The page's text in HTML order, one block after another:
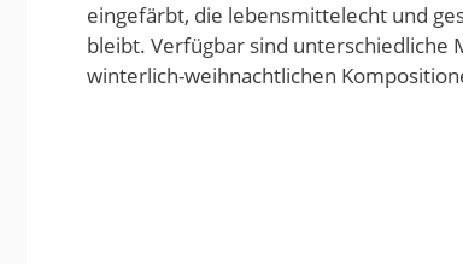
eingefärbt, die lebensmittelecht und
bleibt. Verfügbar sind unterschiedliche
winterlich-weihnachtlichen